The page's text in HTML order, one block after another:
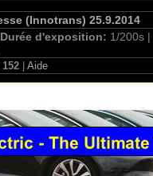
(Innotrans) 25.9.2014
Durée d'exposition: 1/200s |
152 Aide